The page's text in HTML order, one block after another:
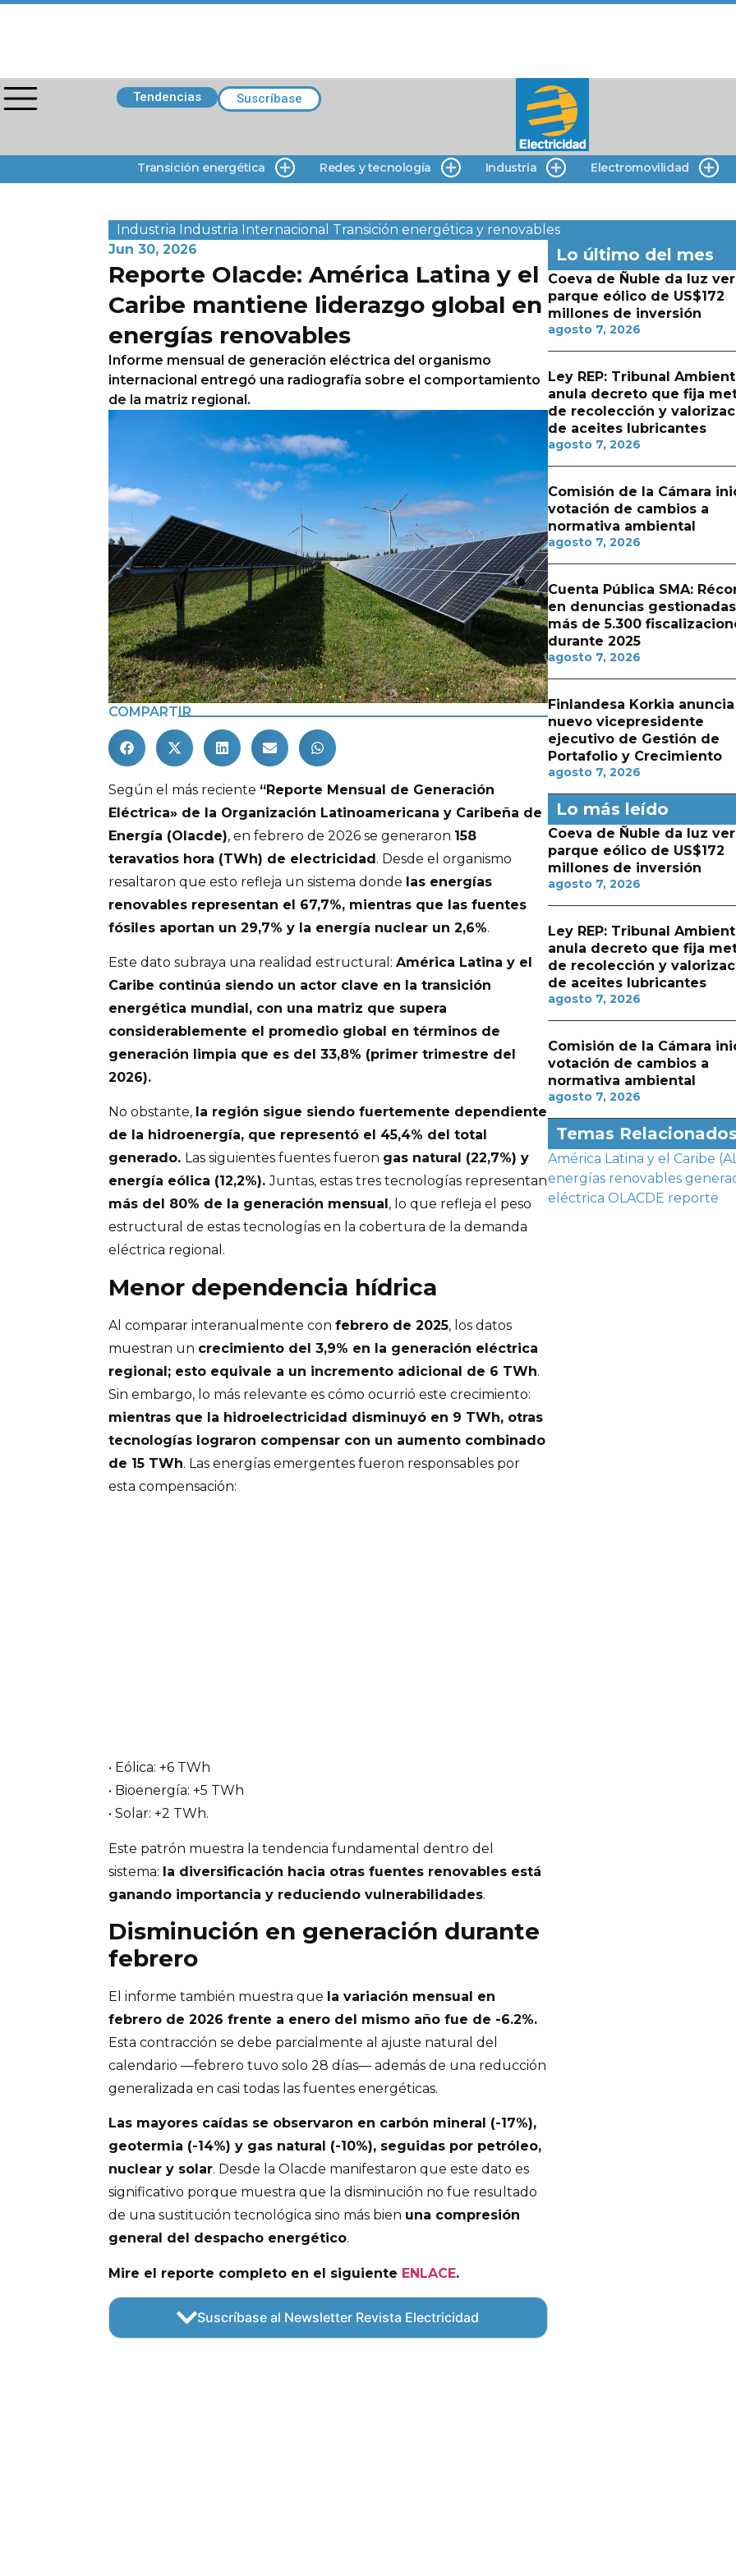
Tendencias Suscríbase
Transición energética Redes y tecnología Industria Electromovilidad
Industria Industria Internacional Transición energética y renovables
Jun 30, 2026
Reporte Olacde: América Latina y el
Caribe mantiene liderazgo global en
energías renovables
Informe mensual de generación eléctrica del organismo
internacional entregó una radiografía sobre el comportamiento
de la matriz regional.
COMPARTIR
Según el más reciente “Reporte Mensual de Generación
Eléctrica» de la Organización Latinoamericana y Caribeña de
Energía (Olacde), en febrero de 2026 se generaron 158
teravatios hora (TWh) de electricidad. Desde el organismo
resaltaron que esto refleja un sistema donde las energías
renovables representan el 67,7%, mientras que las fuentes
fósiles aportan un 29,7% y la energía nuclear un 2,6%.
Este dato subraya una realidad estructural: América Latina y el
Caribe continúa siendo un actor clave en la transición
energética mundial, con una matriz que supera
considerablemente el promedio global en términos de
generación limpia que es del 33,8% (primer trimestre del
2026).
No obstante, la región sigue siendo fuertemente dependiente
de la hidroenergía, que representó el 45,4% del total
generado. Las siguientes fuentes fueron gas natural (22,7%) y
energía eólica (12,2%).Juntas, estas tres tecnologías representan
más del 80% de la generación mensual , lo que refleja el peso
estructural de estas tecnologías en la cobertura de la demanda
eléctrica regional.
Menor dependencia hídrica
Al comparar interanualmente con febrero de 2025, los datos
muestran un crecimiento del 3,9% en la generación eléctrica
regional; esto equivale a un incremento adicional de 6 TWh.
Sin embargo, lo más relevante es cómo ocurrió este crecimiento:
mientras que la hidroelectricidad disminuyó en 9 TWh, otras
tecnologías lograron compensar con un aumento combinado
de 15 TWh. Las energías emergentes fueron responsables por
esta compensación:
• Eólica: +6 TWh
• Bioenergía: +5 TWh
• Solar: +2 TWh.
Este patrón muestra la tendencia fundamental dentro del
sistema: la diversificación hacia otras fuentes renovables está
ganando importancia y reduciendo vulnerabilidades.
Disminución en generación durante
febrero
El informe también muestra que la variación mensual en
febrero de 2026 frente a enero del mismo año fue de -6.2%.
Esta contracción se debe parcialmente al ajuste natural del
calendario —febrero tuvo solo 28 días— además de una reducción
generalizada en casi todas las fuentes energéticas.
Las mayores caídas se observaron en carbón mineral (-17%),
geotermia (-14%) y gas natural (-10%), seguidas por petróleo,
nuclear y solar. Desde la Olacde manifestaron que este dato es
significativo porque muestra que la disminución no fue resultado
de una sustitución tecnológica sino más bien una compresión
general del despacho energético.
Mire el reporte completo en el siguiente ENLACE.
Suscríbase al Newsletter Revista Electricidad
Lo último del mes
Coeva de Ñuble da luz
parque eólico de US$172
millones de inversión
agosto 7, 2026
Ley REP: Tribunal
anula decreto que fija
de recolección y
de aceites lubricantes
agosto 7, 2026
Comisión de la Cámara
votación de cambios a
normativa ambiental
agosto 7, 2026
Cuenta Pública SMA:
en denuncias
más de 5.300
durante 2025
agosto 7, 2026
Finlandesa Korkia anuncia
nuevo vicepresidente
ejecutivo de Gestión de
Portafolio y Crecimiento
agosto 7, 2026
Lo más leído
Coeva de Ñuble da luz
parque eólico de US$172
millones de inversión
agosto 7, 2026
Ley REP: Tribunal
anula decreto que fija
de recolección y
de aceites lubricantes
agosto 7, 2026
Comisión de la Cámara
votación de cambios a
normativa ambiental
agosto 7, 2026
Temas Relacionados
América Latina y el Caribe
energías renovables
eléctrica OLACDE reporte